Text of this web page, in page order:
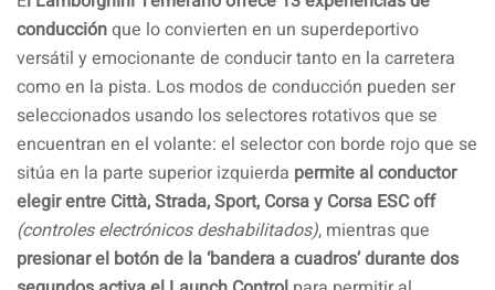
conducciónque lo convierten en un superdeportivo
versátil y emocionante de conducir tanto en la carretera
como en la pista. Los modos de conducción pueden ser
seleccionados usando los selectores rotativos que se
encuentran en el volante: el selector con borde rojo que se
sitúa en la parte superior izquierda permite al conductor
elegir entre Città, Strada, Sport, Corsa y Corsa ESC off
(controles electrónicos deshabilitados), mientras que
presionar el botón de la ‘bandera a cuadros’ durante dos